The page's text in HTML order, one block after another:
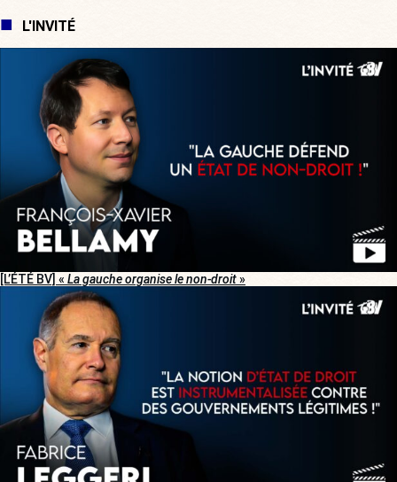
L'INVITÉ
[L’ÉTÉ BV] « La gauche organise le non-droit»